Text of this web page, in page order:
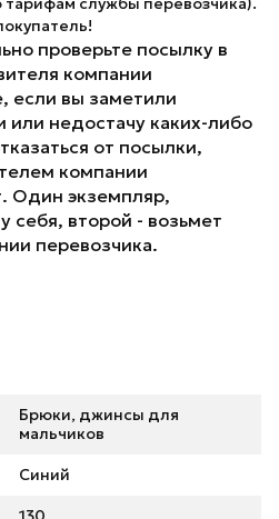
проверьте посылку в
компании
если вы заметили
недостачу каких-либо
от посылки,
компании
Один экземпляр,
себя, второй - возьмет
перевозчика.
Брюки, джинсы для
мальчиков
Синий